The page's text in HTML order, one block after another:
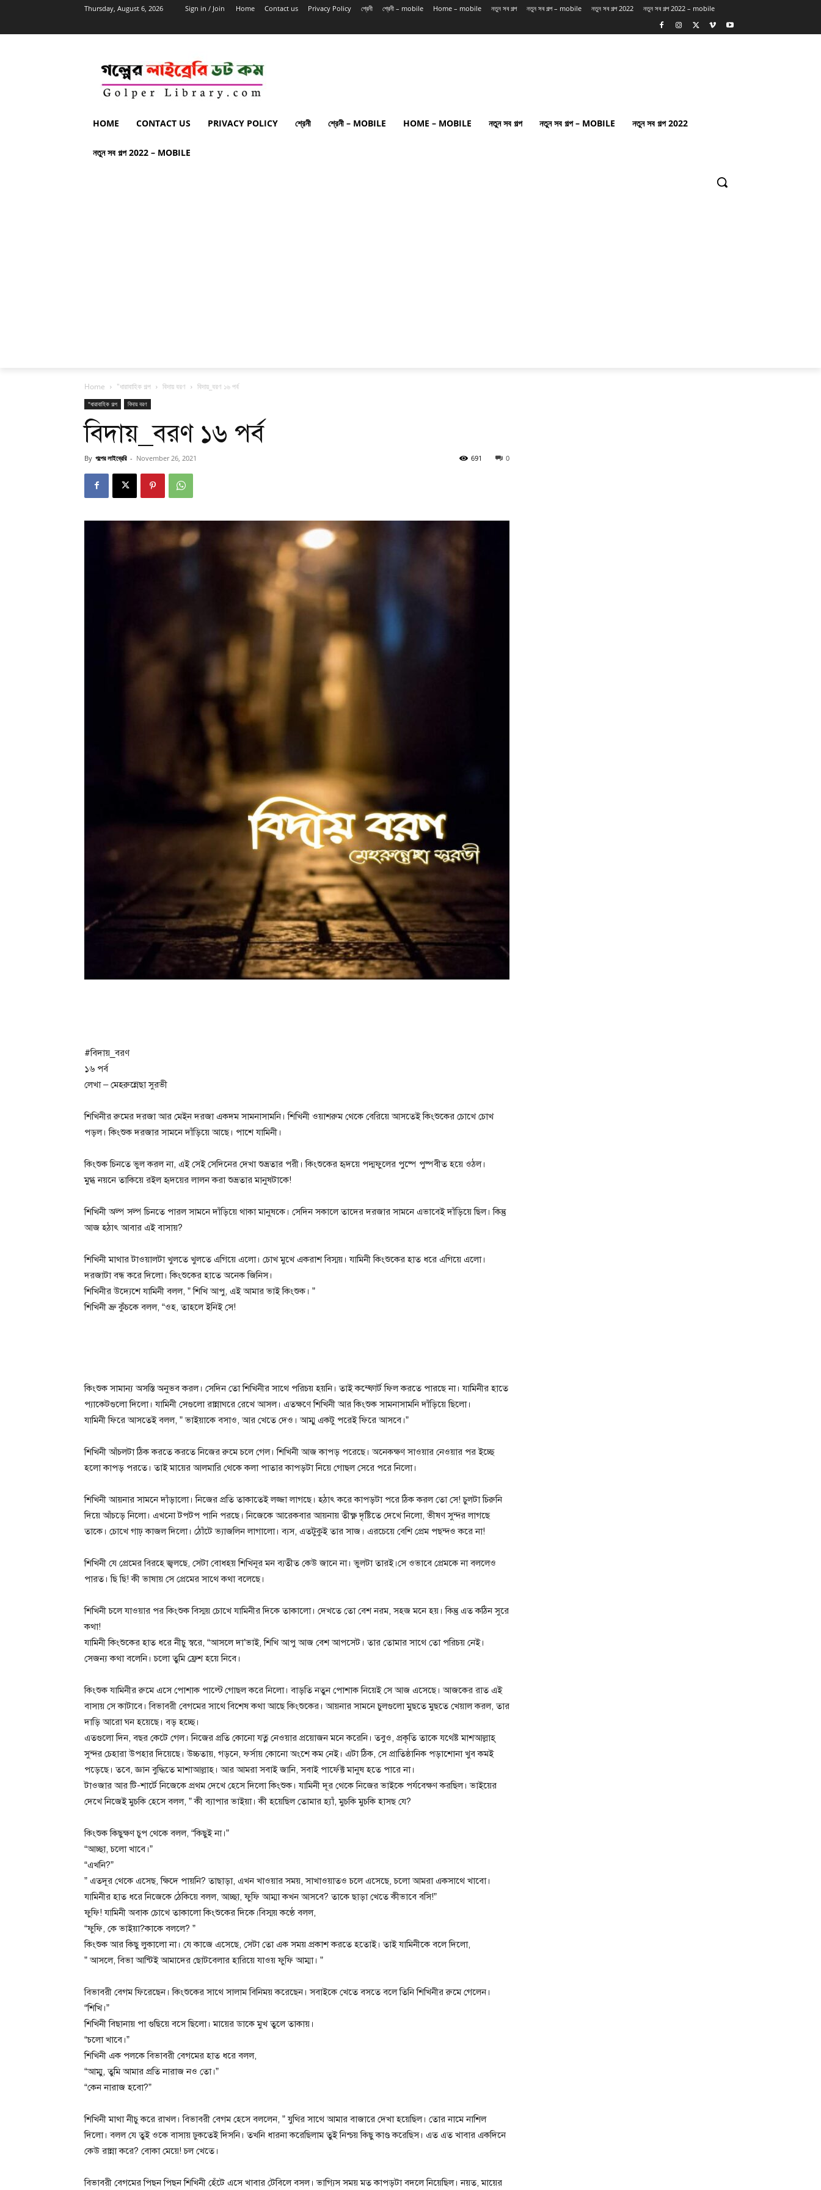
Thursday, August 6, 2026 Sign in / Join Home Contact us Privacy Policy শ্রেনী শ্রেনী – mobile Home – mobile নতুন সব গল্প নতুন সব গল্প – mobile নতুন সব গল্প 2022 নতুন সব গল্প 2022 – mobile
HOME CONTACT US PRIVACY POLICY শ্রেনী শ্রেনী – MOBILE HOME – MOBILE নতুন সব গল্প নতুন সব গল্প – MOBILE নতুন সব গল্প 2022
নতুন সব গল্প 2022 – MOBILE
Home "ধারাবাহিক গল্প বিদায় বরণ বিদায়_বরণ ১৬ পর্ব
"ধারাবাহিক গল্প বিদায় বরণ
বিদায়_বরণ ১৬ পর্ব
By গল্পের লাইব্রেরি - November 26, 2021 0
691
#বিদায়_বরণ
১৬ পর্ব
লেখা – মেহরুন্নেছা সুরভী
শিখিনীর রুমের দরজা আর মেইন দরজা একদম সামনাসামনি। শিখিনী ওয়াশরুম থেকে বেরিয়ে আসতেই কিংশুকের চোখে চোখ
পড়ল। কিংশুক দরজার সামনে দাঁড়িয়ে আছে। পাশে যামিনী।
কিংশুক চিনতে ভুল করল না, এই সেই সেদিনের দেখা শুভ্রতার পরী। কিংশুকের হৃদয়ে পদ্মফুলের পুষ্পে পুষ্পবীত হয়ে ওঠল।
মুগ্ধ নয়নে তাকিয়ে রইল হৃদয়ের লালন করা শুভ্রতার মানুষটাকে!
শিখিনী অল্প সল্প চিনতে পারল সামনে দাঁড়িয়ে থাকা মানুষকে। সেদিন সকালে তাদের দরজার সামনে এভাবেই দাঁড়িয়ে ছিল। কিন্তু
আজ হঠাৎ আবার এই বাসায়?
শিখিনী মাথার টাওয়ালটা খুলতে খুলতে এগিয়ে এলো। চোখ মুখে একরাশ বিস্ময়। যামিনী কিংশুকের হাত ধরে এগিয়ে এলো।
দরজাটা বন্ধ করে দিলো। কিংশুকের হাতে অনেক জিনিস।
শিখিনীর উদ্যেশে যামিনী বলল, ” শিখি আপু, এই আমার ভাই কিংশুক। ”
শিখিনী ভ্রু কুঁচকে বলল, “ওহ, তাহলে ইনিই সে!
কিংশুক সামান্য অসস্তি অনুভব করল। সেদিন তো শিখিনীর সাথে পরিচয় হয়নি। তাই কম্ফোর্ট ফিল করতে পারছে না। যামিনীর হাতে
প্যাকেটগুলো দিলো। যামিনী সেগুলো রান্নাঘরে রেখে আসল। এতক্ষণে শিখিনী আর কিংশুক সামনাসামনি দাঁড়িয়ে ছিলো।
যামিনী ফিরে আসতেই বলল, ” ভাইয়াকে বসাও, আর খেতে দেও। আম্মু একটু পরেই ফিরে আসবে।”
শিখিনী আঁচলটা ঠিক করতে করতে নিজের রুমে চলে গেল। শিখিনী আজ কাপড় পরেছে। অনেকক্ষণ সাওয়ার নেওয়ার পর ইচ্ছে
হলো কাপড় পরতে। তাই মায়ের আলমারি থেকে কলা পাতার কাপড়টা নিয়ে গোছল সেরে পরে নিলো।
শিখিনী আয়নার সামনে দাঁড়ালো। নিজের প্রতি তাকাতেই লজ্জা লাগছে। হঠাৎ করে কাপড়টা পরে ঠিক করল তো সে! চুলটা চিরুনি
দিয়ে আঁচড়ে নিলো। এখনো টপটপ পানি পরছে। নিজেকে আরেকবার আয়নায় তীক্ষ্ণ দৃষ্টিতে দেখে নিলো, ভীষণ সুন্দর লাগছে
তাকে। চোখে গাঢ় কাজল দিলো। ঠোঁটে ভ্যাজলিন লাগালো। ব্যস, এতটুকুই তার সাজ। এরচেয়ে বেশি প্রেম পছন্দও করে না!
শিখিনী যে প্রেমের বিরহে জ্বলছে, সেটা বোধহয় শিখিনূর মন ব্যতীত কেউ জানে না। ভুলটা তারই।সে ওভাবে প্রেমকে না বললেও
পারত। ছি ছি! কী ভাষায় সে প্রেমের সাথে কথা বলেছে।
শিখিনী চলে যাওয়ার পর কিংশুক বিস্ময় চোখে যামিনীর দিকে তাকালো। দেখতে তো বেশ নরম, সহজ মনে হয়। কিন্তু এত কঠিন সুরে
কথা!
যামিনী কিংশুকের হাত ধরে নীচু স্বরে, “আসলে দা’ভাই, শিখি আপু আজ বেশ আপসেট। তার তোমার সাথে তো পরিচয় নেই।
সেজন্য কথা বলেনি। চলো তুমি ফ্রেশ হয়ে নিবে।
কিংশুক যামিনীর রুমে এসে পোশাক পাল্টে গোছল করে নিলো। বাড়তি নতুন পোশাক নিয়েই সে আজ এসেছে। আজকের রাত এই
বাসায় সে কাটাবে। বিভাবরী বেগমের সাথে বিশেষ কথা আছে কিংশুকের। আয়নার সামনে চুলগুলো মুছতে মুছতে খেয়াল করল, তার
দাড়ি আরো ঘন হয়েছে। বড় হচ্ছে।
এতগুলো দিন, বছর কেটে গেল। নিজের প্রতি কোনো যত্ন নেওয়ার প্রয়োজন মনে করেনি। তবুও, প্রকৃতি তাকে যথেষ্ট মাশআল্লাহ্
সুন্দর চেহারা উপহার দিয়েছে। উচ্চতায়, গড়নে, ফর্সায় কোনো অংশে কম নেই। এটা ঠিক, সে প্রাতিষ্ঠানিক পড়াশোনা খুব কমই
পড়েছে। তবে, জ্ঞান বুদ্ধিতে মাশাআল্লাহ। আর আমরা সবাই জানি, সবাই পার্ফেক্ট মানুষ হতে পারে না।
টাওজার আর টি-শার্টে নিজেকে প্রথম দেখে হেসে দিলো কিংশুক। যামিনী দূর থেকে নিজের ভাইকে পর্যবেক্ষণ করছিল। ভাইয়ের
দেখে নিজেই মুচকি হেসে বলল, ” কী ব্যাপার ভাইয়া। কী হয়েছিল তোমার হ্যাঁ, মুচকি মুচকি হাসছ যে?
কিংশুক কিছুক্ষণ চুপ থেকে বলল, “কিছুই না।”
“আচ্ছা, চলো খাবে।”
“এখনি?”
” এতদূর থেকে এসেছ, ক্ষিদে পায়নি? তাছাড়া, এখন খাওয়ার সময়, সাখাওয়াতও চলে এসেছে, চলো আমরা একসাথে খাবো।
যামিনীর হাত ধরে নিজেকে ঠেকিয়ে বলল, আচ্ছা, ফুফি আম্মা কখন আসবে? তাকে ছাড়া খেতে কীভাবে বসি!”
ফুফি! যামিনী অবাক চোখে তাকালো কিংশুকের দিকে।বিস্ময় কণ্ঠে বলল,
“ফুফি, কে ভাইয়া?কাকে বললে? ”
কিংশুক আর কিছু লুকালো না। যে কাজে এসেছে, সেটা তো এক সময় প্রকাশ করতে হতোই। তাই যামিনীকে বলে দিলো,
” আসলে, বিভা আন্টিই আমাদের ছোটবেলার হারিয়ে যাওয় ফুফি আম্মা। ”
বিভাবরী বেগম ফিরেছেন। কিংশুকের সাথে সালাম বিনিময় করেছেন। সবাইকে খেতে বসতে বলে তিনি শিখিনীর রুমে গেলেন।
“শিখি।”
শিখিনী বিছানায় পা গুছিয়ে বসে ছিলো। মায়ের ডাকে মুখ তুলে তাকায়।
“চলো খাবে।”
শিখিনী এক পলকে বিভাবরী বেগমের হাত ধরে বলল,
“আম্মু, তুমি আমার প্রতি নারাজ নও তো।”
“কেন নারাজ হবো?”
শিখিনী মাথা নীচু করে রাখল। বিভাবরী বেগম হেসে বললেন, ” যুথির সাথে আমার বাজারে দেখা হয়েছিল। তোর নামে নাশিল
দিলো। বলল যে তুই ওকে বাসায় ঢুকতেই দিসনি। তখনি ধারনা করেছিলাম তুই নিশ্চয় কিছু কাণ্ড করেছিস। এত এত খাবার একদিনে
কেউ রান্না করে? বোকা মেয়ে! চল খেতে।
বিভাবরী বেগমের পিছন পিছন শিখিনী হেঁটে এসে খাবার টেবিলে বসল। ভাগ্যিস সময় মত কাপড়টা বদলে নিয়েছিল। নয়ত, মায়ের